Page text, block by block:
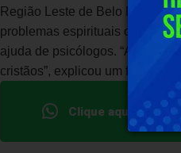
Região Leste de Belo
problemas espirituais ou
ajuda de psicólogos. “Aqui, os
cristãos”, explicou um
Clique aqui e faça